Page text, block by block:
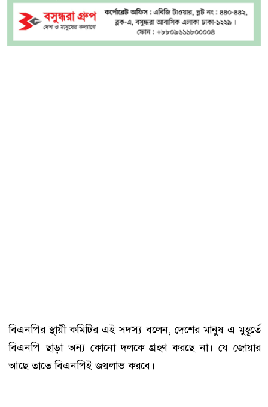
বিএনপির স্থায়ী কমিটির এই সদস্য বলেন, দেশের মানুষ এ মুহূর্তে
বিএনপি ছাড়া অন্য কোনো দলকে গ্রহণ করছে না। যে জোয়ার
আছে তাতে বিএনপিই জয়লাভ করবে।